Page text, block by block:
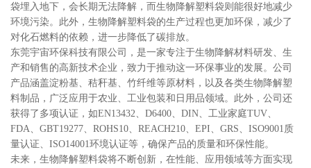
袋埋入地下，会长期无法降解，而生物降解塑料袋则能很好地减少
环境污染。此外，生物降解塑料袋的生产过程也更加环保，减少了
对化石燃料的依赖，进一步降低了碳排放。
东莞宇宙环保科技有限公司，是一家专注于生物降解材料研发、生
产和销售的高新技术企业，致力于推动这一环保事业的发展。公司
产品涵盖淀粉基、秸秆基、竹纤维等原材料，以及各类生物降解塑
料制品，广泛应用于农业、工业包装和日用品领域。此外，公司还
获得了多项认证，如EN13432、D6400、DIN、工业家庭TUV、
FDA、GBT19277、ROHS10、REACH210、EPI、GRS、ISO9001质
量认证、ISO14001环境认证等，确保产品的质量和环保性能。
未来，生物降解塑料袋将不断创新，在性能、应用领域等方面实现